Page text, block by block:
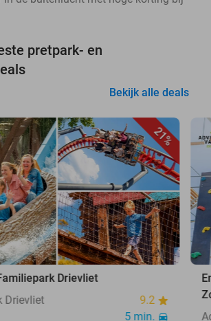
pretpark- en
Bekijk alle deals
21%
Drievliet
Drievliet
9.2
5 min.